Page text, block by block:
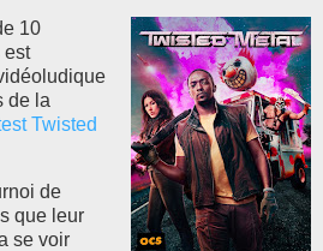
10
est
de la
Twisted
de
que leur
se voir